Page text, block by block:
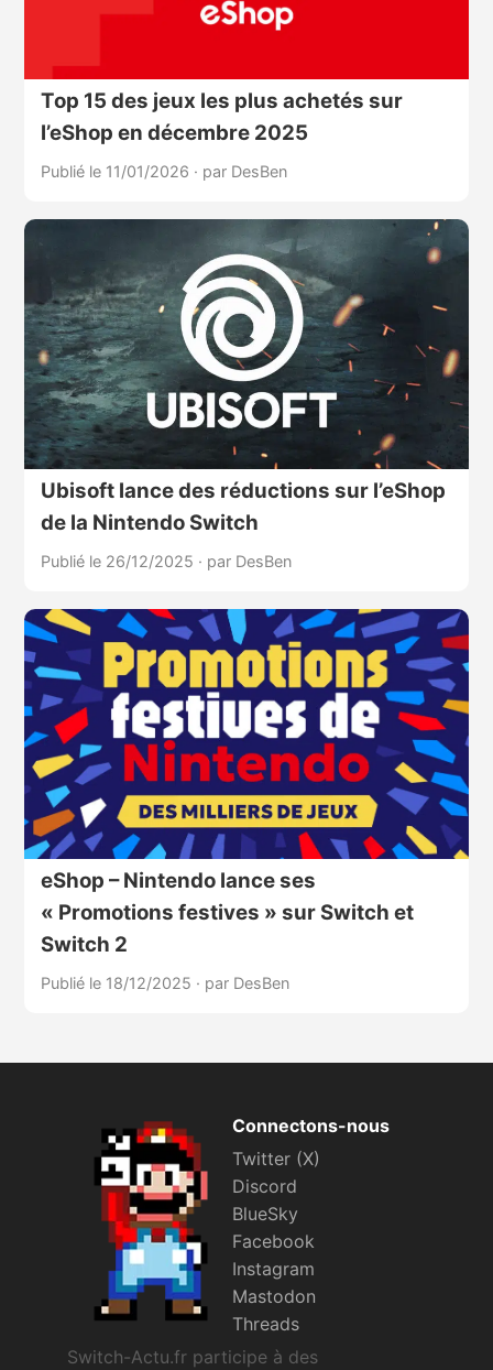
Top 15 des jeux les plus achetés sur
l’eShop en décembre 2025
Publié le 11/01/2026 · par DesBen
Ubisoft lance des réductions sur l’eShop
de la Nintendo Switch
Publié le 26/12/2025 · par DesBen
eShop – Nintendo lance ses
« Promotions festives » sur Switch et
Switch 2
Publié le 18/12/2025 · par DesBen
Connectons-nous
Twitter (X)
Discord
BlueSky
Facebook
Instagram
Mastodon
Threads
Switch-Actu.fr participe à des